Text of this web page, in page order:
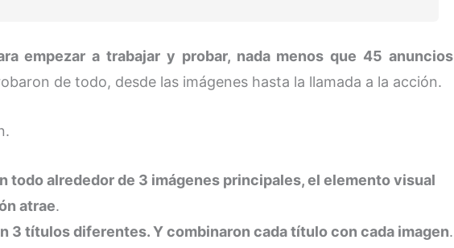
empezar a trabajar y probar, nada menos que 45 anuncios
de todo, desde las imágenes hasta la llamada a la acción.
todo alrededor de 3 imágenes principales, el elemento visual
atrae.
3 títulos diferentes. Y combinaron cada título con cada imagen.